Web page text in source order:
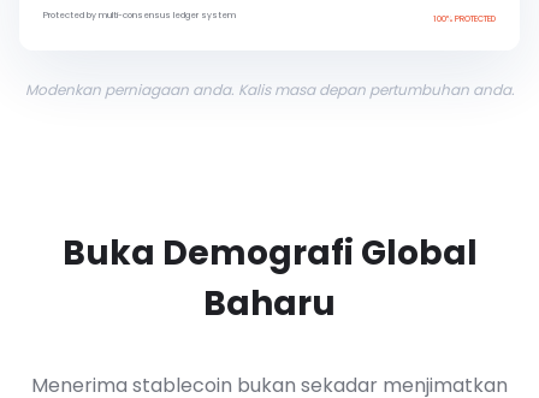
Protected by multi-consensus ledger system 100% PROTECTED
Modenkan perniagaan anda. Kalis masa depan pertumbuhan anda.
Buka Demografi Global
Baharu
Menerima stablecoin bukan sekadar menjimatkan